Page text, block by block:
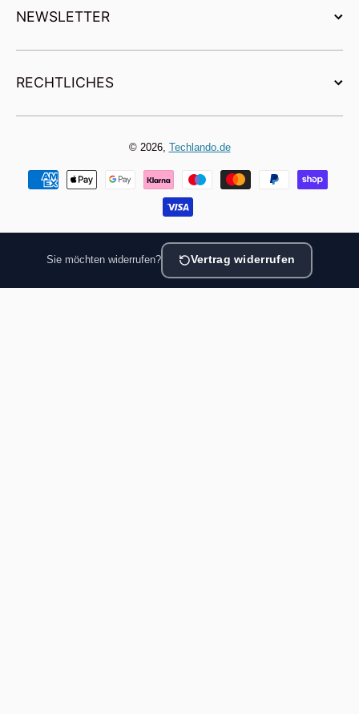
NEWSLETTER
RECHTLICHES
© 2026, Techlando.de
Zahlungsmethoden
Sie möchten widerrufen? Vertrag widerrufen